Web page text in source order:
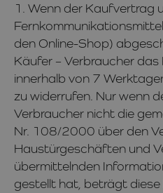
1. Wenn der Kaufvertrag
den Online-Shop)
Käufer – Verbraucher
innerhalb von 7
zu widerrufen. Nur wenn
Verbraucher nicht die
Nr. 108/2000 über den
Haustürgeschäften und
übermittelnden
gestellt hat, beträgt